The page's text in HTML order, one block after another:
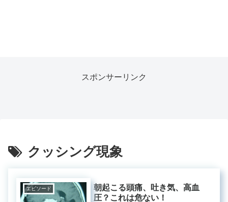
スポンサーリンク
クッシング現象
エピソード
朝起こる頭痛、吐き気、高血
圧？これは危ない！